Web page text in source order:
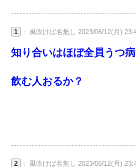
1 ： 風吹けば名無し 2023/06/12(月)
知り合いはほぼ全員うつ病
飲む人おるか？
2 ： 風吹けば名無し 2023/06/12(月)